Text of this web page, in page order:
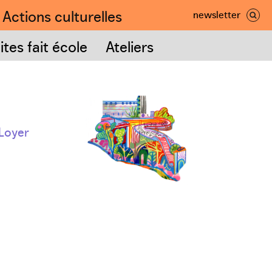
fait école Ateliers
Actions culturelles newsletter